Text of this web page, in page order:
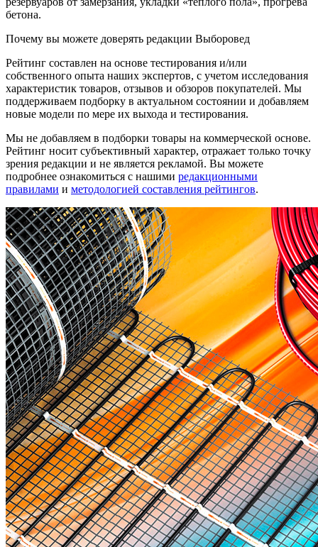
бетона.
Почему вы можете доверять редакции Выборовед
Рейтинг составлен на основе тестирования и/или
собственного опыта наших экспертов, с учетом исследования
характеристик товаров, отзывов и обзоров покупателей. Мы
поддерживаем подборку в актуальном состоянии и добавляем
новые модели по мере их выхода и тестирования.
Мы не добавляем в подборки товары на коммерческой основе.
Рейтинг носит субъективный характер, отражает только точку
зрения редакции и не является рекламой. Вы можете
подробнее ознакомиться с нашими редакционными
правилами и методологией составления рейтингов.